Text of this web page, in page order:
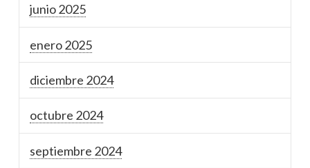
junio 2025
enero 2025
diciembre 2024
octubre 2024
septiembre 2024